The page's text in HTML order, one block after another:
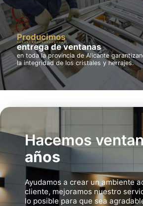
Producimos
entrega de ventanas
en toda la provincia de Alicante
la integridad de los cristales y herrajes.
Hacemos
años
Ayudamos a crear un ambiente
cliente, mejoramos nuestro
lo posible para que sea